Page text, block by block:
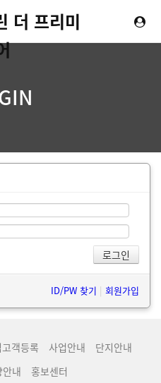
더 프리미
ID/PW 찾기 | 회원가입
객등록 사업안내
단지안내
내 홍보센터